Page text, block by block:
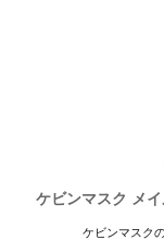
ケビンマスク メ
ケビンマスク